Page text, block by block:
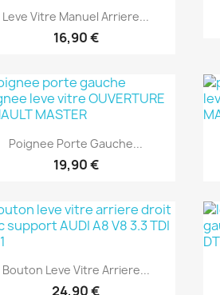
Aperçu rapide
Leve Vitre Manuel Arriere...
16,90 €
Aperçu rapide
Poignee Porte Gauche...
19,90 €
Aperçu rapide
Bouton Leve Vitre Arriere...
24,90 €